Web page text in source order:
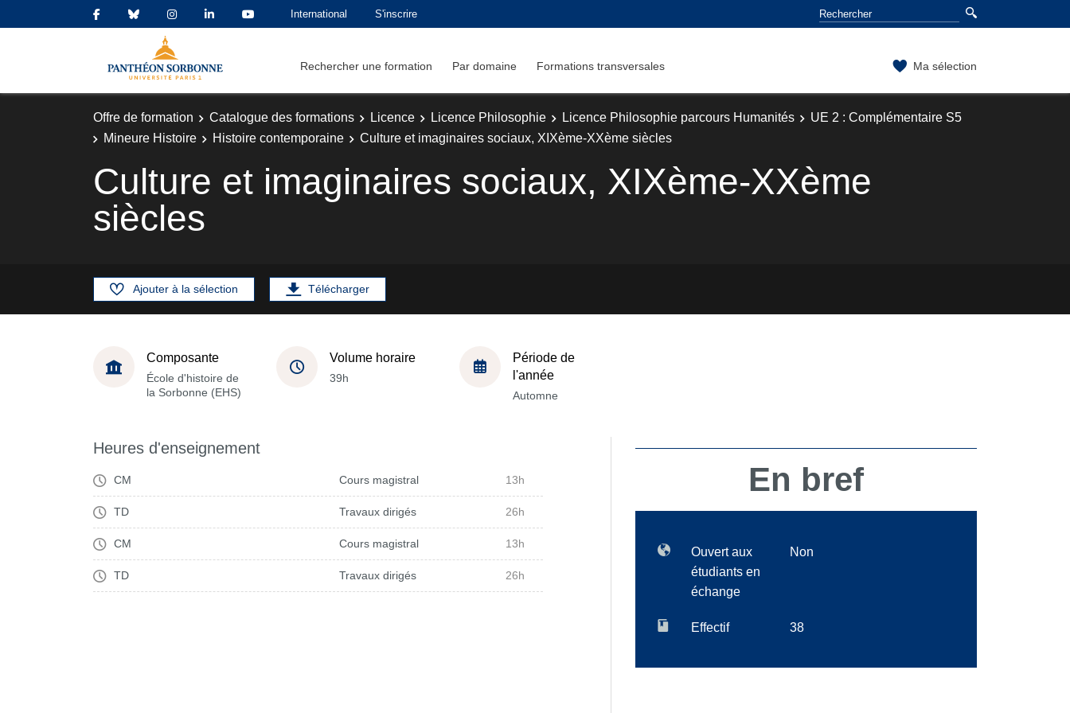
International S'inscrire
Rechercher une formation Par domaine Formations transversales Ma sélection
Offre de formation Catalogue des formations Licence Licence Philosophie Licence Philosophie parcours Humanités
UE 2 : Complémentaire S5
Mineure Histoire
Histoire contemporaine Culture et imaginaires sociaux, XIXème-XXème siècles
Culture et imaginaires sociaux, XIXème-XXème
siècles
Ajouter à la sélection Télécharger
Composante
École d'histoire de
la Sorbonne (EHS)
Volume horaire
39h
Période de
l'année
Automne
Heures d'enseignement
CM Cours magistral 13h
TD Travaux dirigés 26h
CM Cours magistral 13h
TD Travaux dirigés 26h
En bref
Ouvert aux
étudiants en
échange
Non
Effectif 38